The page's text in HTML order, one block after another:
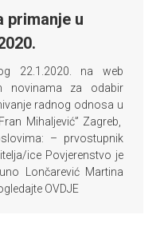
primanje u
22.1.2020. na web
novinama za odabir
radnog odnosa u
Mihaljević” Zagreb,
– prvostupnik
ice Povjerenstvo je
Lončarević Martina
OVDJE